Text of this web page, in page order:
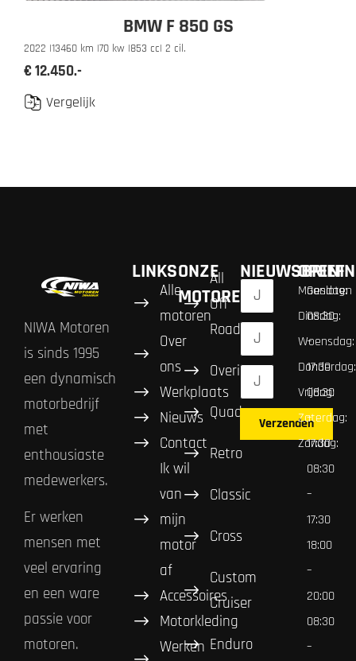
BMW F 850 GS
2022 |13460 km |70 kw |853 cc| 2 cil.
€ 12.450.-
Vergelijk
NIWA Motoren
is sinds 1995
een dynamisch
motorbedrijf
met
enthousiaste
medewerkers.
Er werken
mensen met
veel ervaring
en een ware
passie voor
motoren.
LINKS
Alle
motoren
Over
ons
Werkplaats
Nieuws
Contact
Ik wil
van
mijn
motor
af
Accessoires
Motorkleding
Werken
ONZE
MOTOREN
All
Off
Road
Overig
Quad
Retro
Classic
Cross
Custom
Cruiser
Enduro
NIEUWSBRIEF
Verzenden
Maandag:
Dinsdag:
Woensdag:
Donderdag:
Vrijdag:
Zaterdag:
Zondag:
Gesloten
08:30
–
17:30
08:30
–
17:30
08:30
–
17:30
18:00
–
20:00
08:30
–